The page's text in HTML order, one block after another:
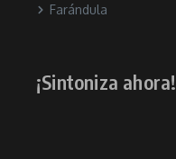
Farándula
¡Sintoniza ahora!